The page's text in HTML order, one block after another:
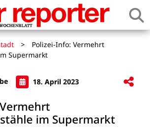
>
Polizei-Info: Vermehrt
Supermarkt
18. April 2023
im Supermarkt